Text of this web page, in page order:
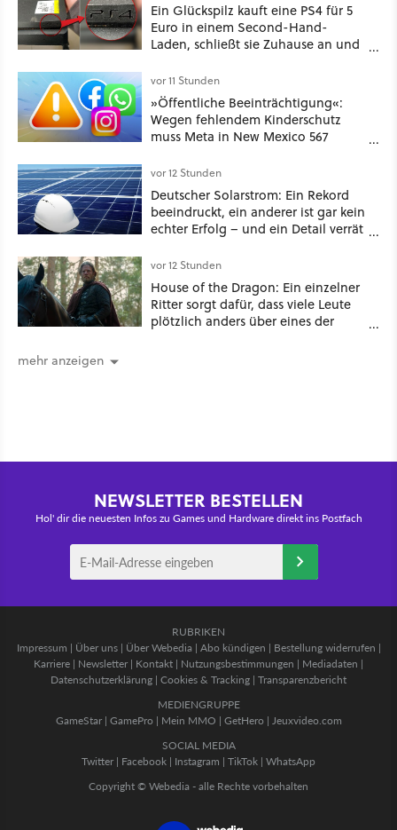
Ein Glückspilz kauft eine PS4 für 5
Euro in einem Second-Hand-
Laden, schließt sie Zuhause an und
funktionierende PlayStation [Best of
GameStar]
vor 11 Stunden
»Öffentliche Beeinträchtigung«:
Wegen fehlendem Kinderschutz
muss Meta in New Mexico 567
vor 12 Stunden
Deutscher Solarstrom: Ein Rekord
beeindruckt, ein anderer ist gar kein
echter Erfolg – und ein Detail verrät
jede Zahl
vor 12 Stunden
House of the Dragon: Ein einzelner
Ritter sorgt dafür, dass viele Leute
plötzlich anders über eines der
mehr anzeigen
NEWSLETTER BESTELLEN
Hol' dir die neuesten Infos zu Games und Hardware direkt ins Postfach
RUBRIKEN
Impressum | Über uns| Über Webedia | Abo kündigen | Bestellung widerrufen |
Karriere | Newsletter | Kontakt | Nutzungsbestimmungen | Mediadaten |
Datenschutzerklärung | Cookies & Tracking | Transparenzbericht
MEDIENGRUPPE
GameStar| GamePro | Mein MMO | GetHero | Jeuxvideo.com
SOCIAL MEDIA
Twitter | Facebook | Instagram | TikTok | WhatsApp
Copyright © Webedia - alle Rechte vorbehalten